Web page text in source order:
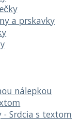
a prskavky
nálepkou
- Srdcia s textom